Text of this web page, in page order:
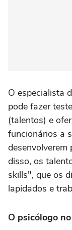
O especialista
pode fazer
(talentos) e
funcionários a
desenvolverem
disso, os
skills", que os
lapidados e
O psicólogo